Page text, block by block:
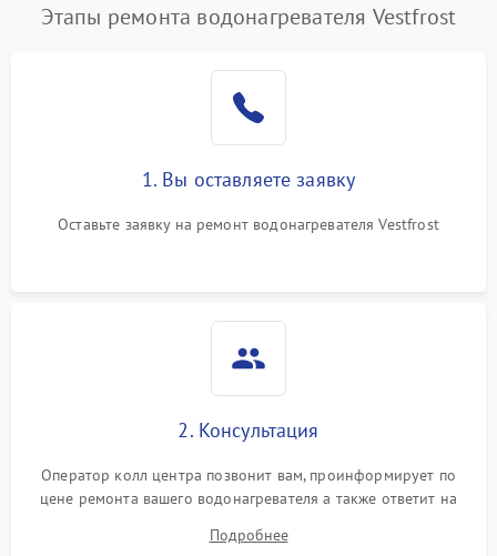
Этапы ремонта водонагревателя Vestfrost
1. Вы оставляете заявку
Оставьте заявку на ремонт водонагревателя Vestfrost
2. Консультация
Оператор колл центра позвонит вам, проинформирует по
цене ремонта вашего водонагревателя а также ответит на
Подробнее